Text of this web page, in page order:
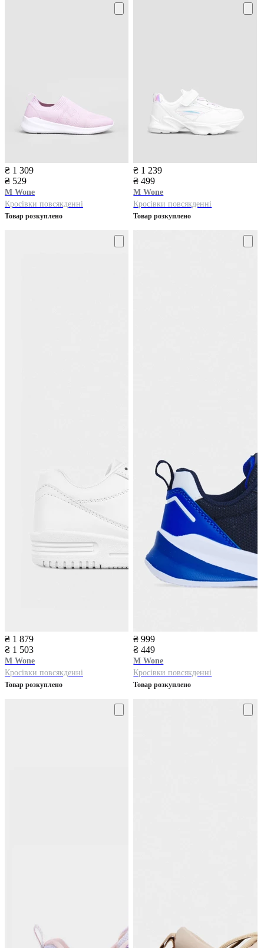
₴ 1 309
₴ 529
M Wone
Кросівки повсякденні
Товар розкуплено
₴ 1 239
₴ 499
M Wone
Кросівки повсякденні
Товар розкуплено
₴ 1 879
₴ 1 503
M Wone
Кросівки повсякденні
Товар розкуплено
₴ 999
₴ 449
M Wone
Кросівки повсякденні
Товар розкуплено